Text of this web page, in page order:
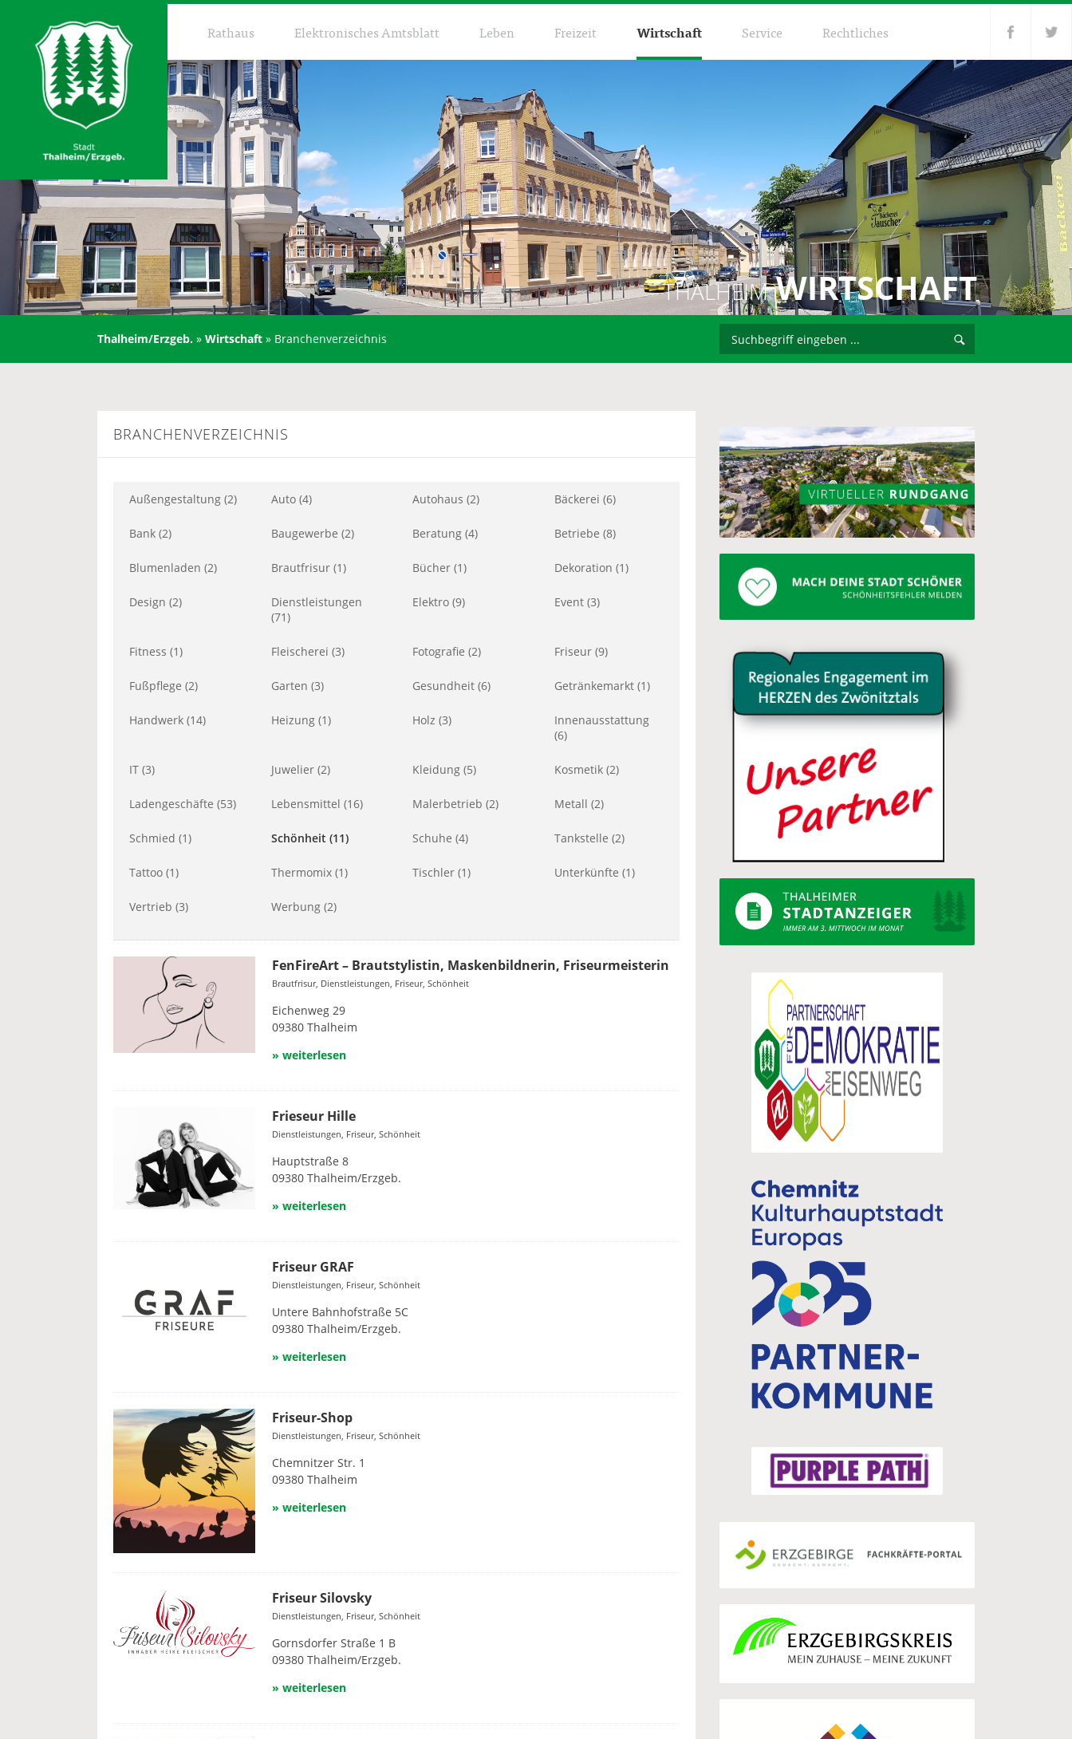
Rathaus Elektronisches Amtsblatt Leben Freizeit Wirtschaft Service Rechtliches
THALHEIMWIRTSCHAFT
Thalheim/Erzgeb. » Wirtschaft » Branchenverzeichnis
BRANCHENVERZEICHNIS
Außengestaltung (2) Auto (4) Autohaus (2) Bäckerei (6)
Bank (2) Baugewerbe (2) Beratung (4) Betriebe (8)
Blumenladen (2) Brautfrisur (1) Bücher (1) Dekoration (1)
Design (2)
Dienstleistungen
(71)
Elektro (9) Event (3)
Fitness (1) Fleischerei (3) Fotografie (2) Friseur (9)
Fußpflege (2) Garten (3) Gesundheit (6) Getränkemarkt (1)
Handwerk (14) Heizung (1) Holz (3)
Innenausstattung
(6)
IT (3) Juwelier (2) Kleidung (5) Kosmetik (2)
Ladengeschäfte (53) Lebensmittel (16) Malerbetrieb (2) Metall (2)
Schmied (1) Schönheit (11) Schuhe (4) Tankstelle (2)
Tattoo (1) Thermomix (1) Tischler (1) Unterkünfte (1)
Vertrieb (3) Werbung (2)
FenFireArt – Brautstylistin, Maskenbildnerin, Friseurmeisterin
Brautfrisur, Dienstleistungen, Friseur, Schönheit
Eichenweg 29
09380 Thalheim
» weiterlesen
Frieseur Hille
Dienstleistungen, Friseur, Schönheit
Hauptstraße 8
09380 Thalheim/Erzgeb.
» weiterlesen
Friseur GRAF
Dienstleistungen, Friseur, Schönheit
Untere Bahnhofstraße 5C
09380 Thalheim/Erzgeb.
» weiterlesen
Friseur-Shop
Dienstleistungen, Friseur, Schönheit
Chemnitzer Str. 1
09380 Thalheim
» weiterlesen
Friseur Silovsky
Dienstleistungen, Friseur, Schönheit
Gornsdorfer Straße 1 B
09380 Thalheim/Erzgeb.
» weiterlesen